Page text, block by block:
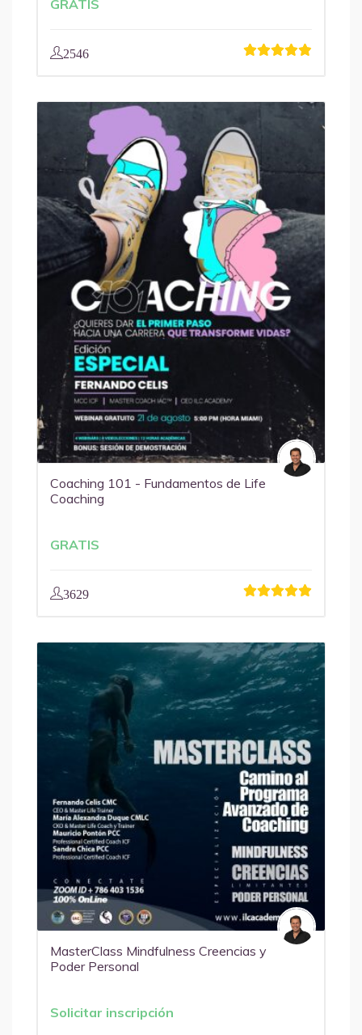
GRATIS
2546
Coaching 101 - Fundamentos de Life
Coaching
GRATIS
3629
MasterClass Mindfulness Creencias y
Poder Personal
Solicitar inscripción